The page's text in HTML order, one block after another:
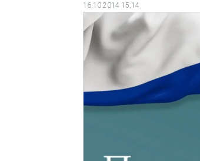
16.10.2014 15:14